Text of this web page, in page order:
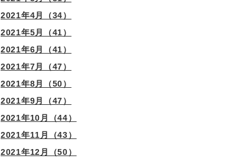
2021年4月（34）
2021年5月（41）
2021年6月（41）
2021年7月（47）
2021年8月（50）
2021年9月（47）
2021年10月（44）
2021年11月（43）
2021年12月（50）